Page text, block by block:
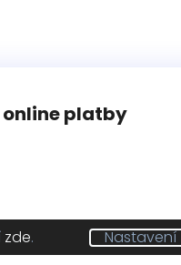
zde. Nastavení
platby